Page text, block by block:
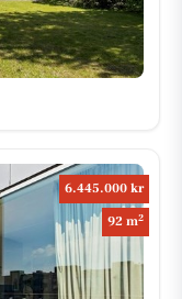
6.445.000 kr
92 m2